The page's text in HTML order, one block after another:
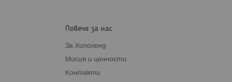
Повече за нас
За Хиполенд
Мисия и ценности
Контакти